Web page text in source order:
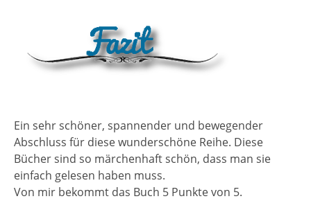
Ein sehr schöner, spannender und bewegender
Abschluss für diese wunderschöne Reihe. Diese
Bücher sind so märchenhaft schön, dass man sie
einfach gelesen haben muss.
Von mir bekommt das Buch 5 Punkte von 5.